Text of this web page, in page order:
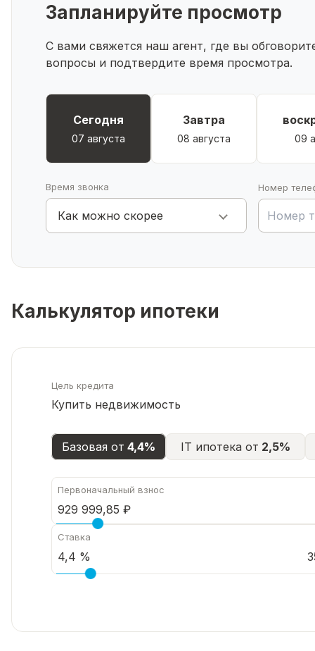
⚖️ Юридическое сопровождение от агентства
Полное юридическое сопровождение сделки —
безопасность.
💰 ПРИЕЗЖАЙ СМОТРИ ХВАТИТ ГЛАЗЕТЬ НА
А по ипотеке, бесплатно одобрим по самой
Запланируйте просмотр
С вами свяжется наш агент, где вы
вопросы и подтвердите время просмотра.
Сегодня
07 августа
Завтра
08 августа 09
Время звонка
Как можно скорее
Номер
Калькулятор ипотеки
Цель кредита
Купить недвижимость
Базовая от 4,4% IT ипотека от 2,5%
Первоначальный взнос
Ставка